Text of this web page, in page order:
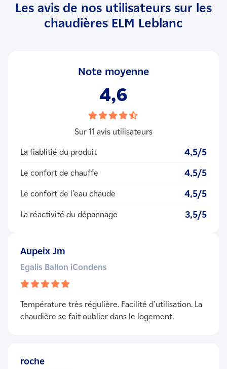
Les avis de nos utilisateurs sur les
chaudières ELM Leblanc
Note moyenne
4,6
Sur 11 avis utilisateurs
La fiablitié du produit 4,5/5
Le confort de chauffe 4,5/5
Le confort de l'eau chaude 4,5/5
La réactivité du dépannage 3,5/5
Aupeix Jm
Egalis Ballon iCondens
Température très régulière. Facilité d'utilisation. La
chaudière se fait oublier dans le logement.
roche